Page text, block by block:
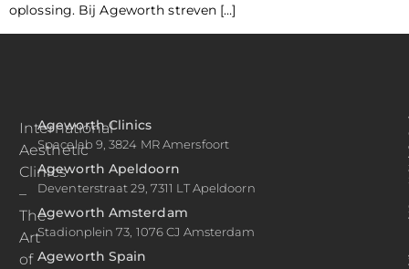
oplossing. Bij Ageworth streven […]
International
Aesthetic
Clinics
–
The
Art
of
Ageworth Clinics
Spacelab 9, 3824 MR Amersfoort
Ageworth Apeldoorn
Deventerstraat 29, 7311 LT Apeldoorn
Ageworth Amsterdam
Stadionplein 73, 1076 CJ Amsterdam
Ageworth Spain